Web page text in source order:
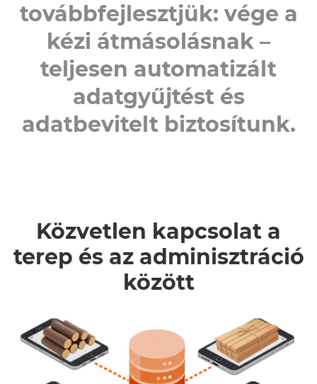
továbbfejlesztjük: vége a
kézi átmásolásnak –
teljesen automatizált
adatgyűjtést és
adatbevitelt biztosítunk.
Közvetlen kapcsolat a
terep és az adminisztráció
között